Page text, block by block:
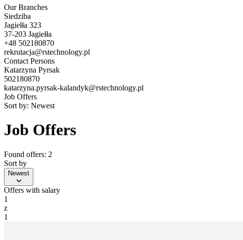
Our Branches
Siedziba
Jagiełła 323
37-203 Jagiełła
+48 502180870
rekrutacja@rstechnology.pl
Contact Persons
Katarzyna Pyrsak
502180870
katarzyna.pyrsak-kalandyk@rstechnology.pl
Job Offers
Sort by: Newest
Job Offers
Found offers: 2
Sort by
Newest
Offers with salary
1
z
1